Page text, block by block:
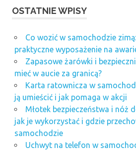
OSTATNIE WPISY
Co wozić w samochodzie
praktyczne wyposażenie na
Zapasowe żarówki i
mieć w aucie za granicą?
Karta ratownicza w
ją umieścić i jak pomaga w akcji
Młotek bezpieczeństwa i nóż
jak je wykorzystać i gdzie
samochodzie
Uchwyt na telefon w